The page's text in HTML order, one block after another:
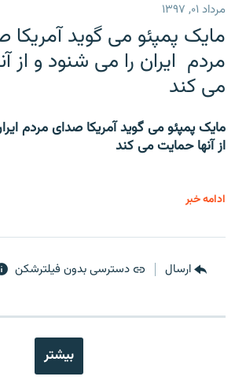
مرداد ۰۱, ۱۳۹۷
مایک پمپئو می گوید آمریکا
مردم ایران را می شنود و از
می کند
مایک پمپئو می گوید آمریکا صدای مردم
از آنها حمایت می کند
ادامه خبر
ارسال دسترسی بدون فیلترشکن
بیشتر